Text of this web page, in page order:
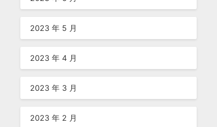
2023 年 5 月
2023 年 4 月
2023 年 3 月
2023 年 2 月